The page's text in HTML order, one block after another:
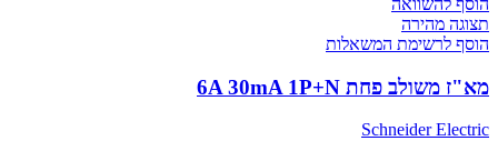
תצוגה מהירה
הוסף לרשימת המשאלות
מא"ז משולב פחת 6A 30mA 1P+N
Schneider Electric